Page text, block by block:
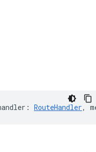
: RouteHandler,